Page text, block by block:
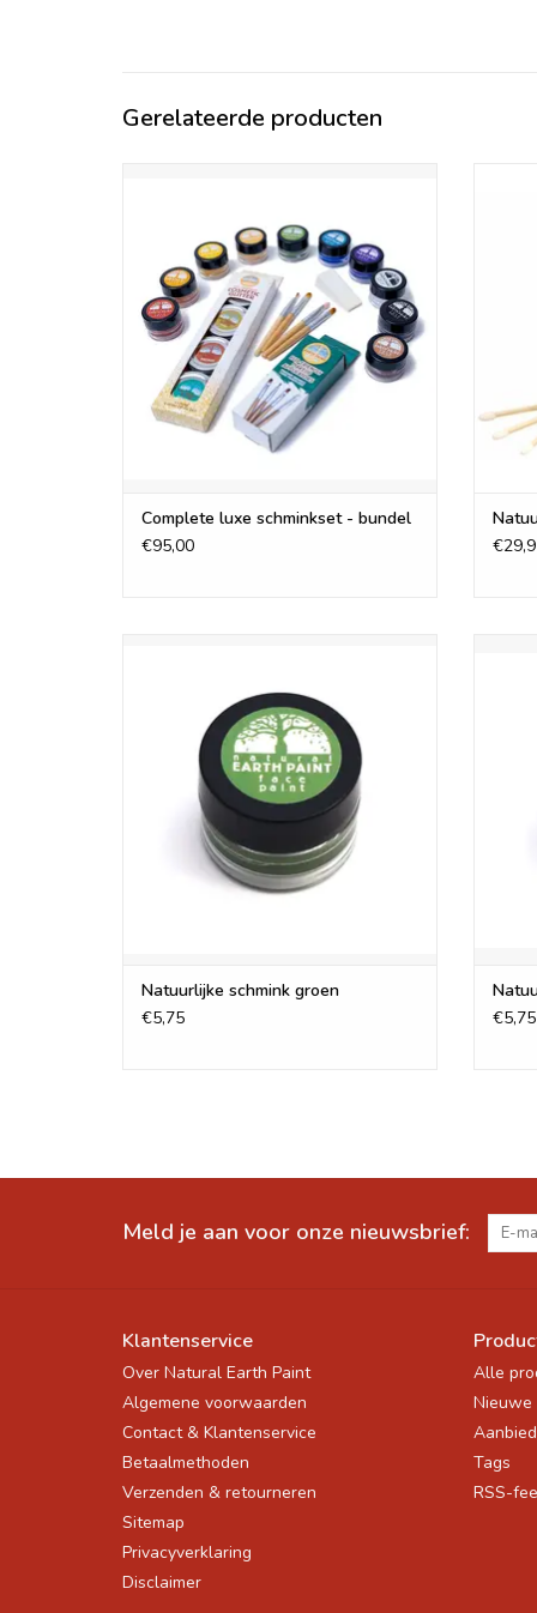
Gerelateerde producten
kleuren, de eco glitter en een set eco-
applicators voor een gunstige prijs
TOEVOEGEN AAN WINKELWAGEN
Complete luxe schminkset - bundel
€95,00
TOEVOEGEN AAN WINKELWAGEN
Natuurlijke schmink groen
€5,75
€5,75
Meld je aan voor onze nieuwsbrief:
Klantenservice
Over Natural Earth Paint
Algemene voorwaarden
Contact & Klantenservice
Betaalmethoden
Verzenden & retourneren
Sitemap
Privacyverklaring
Disclaimer
Alle
Nieuwe
Tags
RSS-